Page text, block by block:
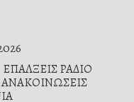
ΕΠΑΛΞΕΙΣ ΡΑΔΙΟ
ΑΝΑΚΟΙΝΩΣΕΙΣ